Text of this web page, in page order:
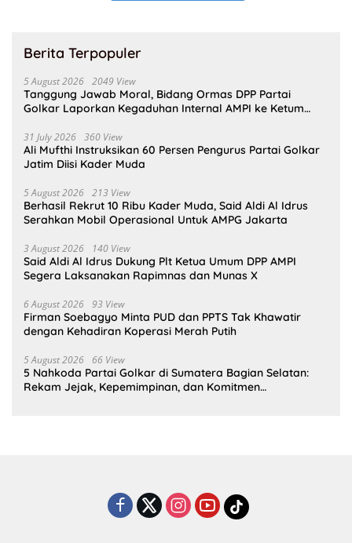
Berita Terpopuler
5 August 2026 2049 View
Tanggung Jawab Moral, Bidang Ormas DPP Partai
Golkar Laporkan Kegaduhan Internal AMPI ke Ketum
31 July 2026 360 View
Ali Mufthi Instruksikan 60 Persen Pengurus Partai Golkar
Jatim Diisi Kader Muda
5 August 2026 213 View
Berhasil Rekrut 10 Ribu Kader Muda, Said Aldi Al Idrus
Serahkan Mobil Operasional Untuk AMPG Jakarta
3 August 2026 140 View
Said Aldi Al Idrus Dukung Plt Ketua Umum DPP AMPI
Segera Laksanakan Rapimnas dan Munas X
6 August 2026 93 View
Firman Soebagyo Minta PUD dan PPTS Tak Khawatir
dengan Kehadiran Koperasi Merah Putih
5 August 2026 66 View
5 Nahkoda Partai Golkar di Sumatera Bagian Selatan:
Rekam Jejak, Kepemimpinan, dan Komitmen